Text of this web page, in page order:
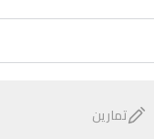
تمارين